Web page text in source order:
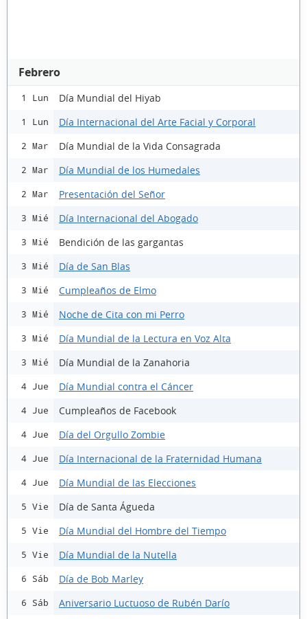
Febrero
1 Lun Día Mundial del Hiyab
1 Lun Día Internacional del Arte Facial y Corporal
2 Mar Día Mundial de la Vida Consagrada
2 Mar Día Mundial de los Humedales
2 Mar Presentación del Señor
3 Mié Día Internacional del Abogado
3 Mié Bendición de las gargantas
3 Mié Día de San Blas
3 Mié Cumpleaños de Elmo
3 Mié Noche de Cita con mi Perro
3 Mié Día Mundial de la Lectura en Voz Alta
3 Mié Día Mundial de la Zanahoria
4 Jue Día Mundial contra el Cáncer
4 Jue Cumpleaños de Facebook
4 Jue Día del Orgullo Zombie
4 Jue Día Internacional de la Fraternidad Humana
4 Jue Día Mundial de las Elecciones
5 Vie Día de Santa Águeda
5 Vie Día Mundial del Hombre del Tiempo
5 Vie Día Mundial de la Nutella
6 Sáb Día de Bob Marley
6 Sáb Aniversario Luctuoso de Rubén Darío